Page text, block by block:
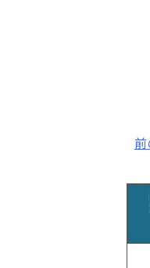
ナ
前